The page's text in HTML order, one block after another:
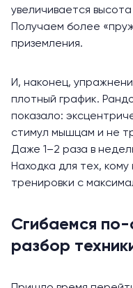
увеличивается
Получаем более
приземления.
И, наконец,
плотный график.
показало:
стимул мышцам и не
Даже 1–2 раза в
Находка для тех,
тренировки с
Сгибаемся по-
разбор